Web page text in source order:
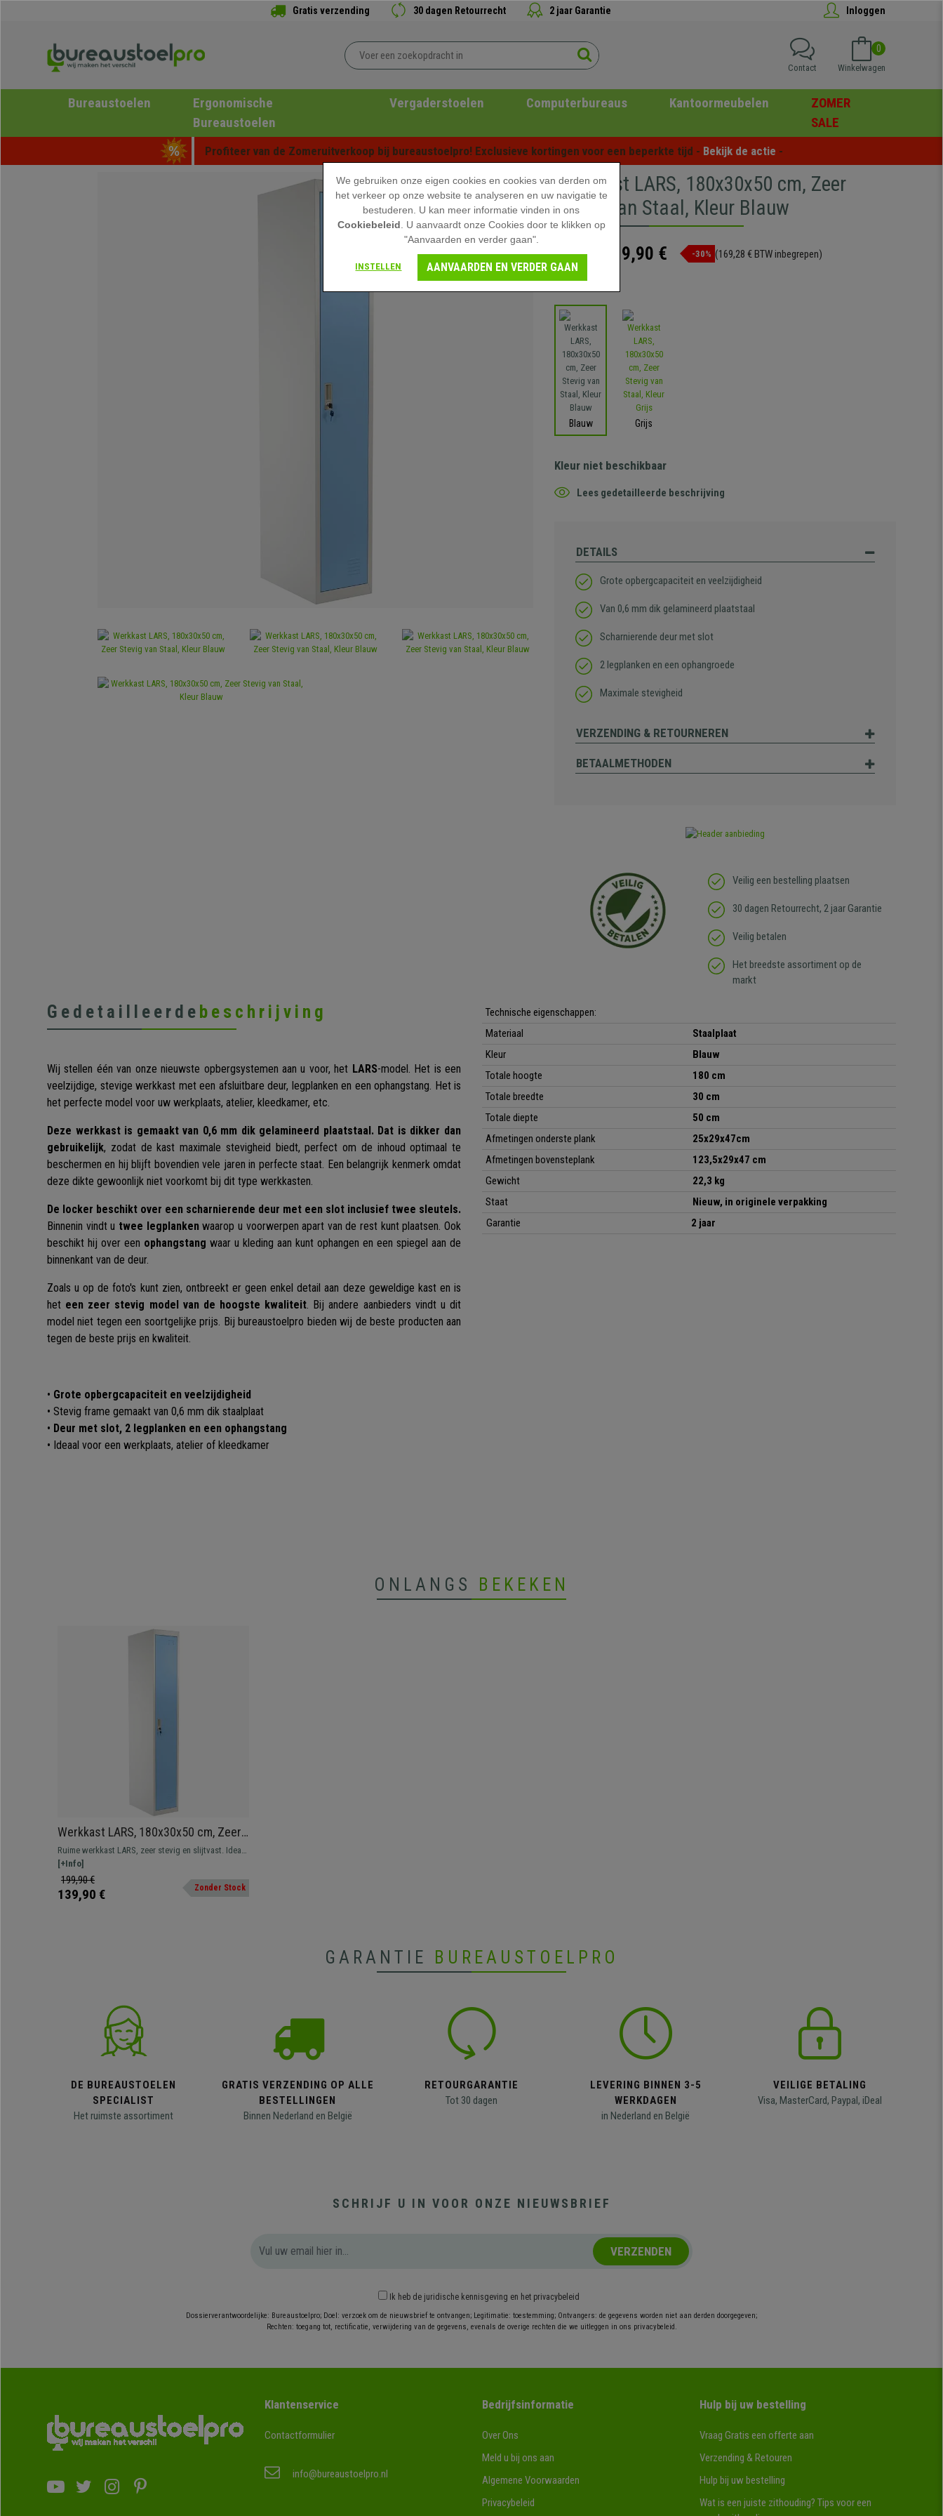
Gratis verzending 30 dagen Retourrecht 2 jaar Garantie Inloggen
0
Winkelwagen
Contact
Bureaustoelen
Ergonomische
Bureaustoelen
Vergaderstoelen Computerbureaus Kantoormeubelen
ZOMER
SALE
Profiteer van de Zomeruitverkoop bij bureaustoelpro! Exclusieve kortingen voor een beperkte tijd - Bekijk de actie -
Werkkast LARS, 180x30x50 cm, Zeer
Stevig van Staal, Kleur Blauw
199,90 € 139,90 € -30% (169,28 € BTW inbegrepen)
Blauw Grijs
Kleur niet beschikbaar
Lees gedetailleerde beschrijving
DETAILS
Grote opbergcapaciteit en veelzijdigheid
Van 0,6 mm dik gelamineerd plaatstaal
Scharnierende deur met slot
2 legplanken en een ophangroede
Maximale stevigheid
VERZENDING & RETOURNEREN
BETAALMETHODEN
Veilig een bestelling plaatsen
30 dagen Retourrecht, 2 jaar Garantie
Veilig betalen
Het breedste assortiment op de
markt
Gedetailleerde beschrijving
Wij stellen één van onze nieuwste opbergsystemen aan u voor, het LARS-model. Het is een
veelzijdige, stevige werkkast met een afsluitbare deur, legplanken en een ophangstang. Het is
het perfecte model voor uw werkplaats, atelier, kleedkamer, etc.
Deze werkkast is gemaakt van 0,6 mm dik gelamineerd plaatstaal. Dat is dikker dan
gebruikelijk, zodat de kast maximale stevigheid biedt, perfect om de inhoud optimaal te
beschermen en hij blijft bovendien vele jaren in perfecte staat. Een belangrijk kenmerk omdat
deze dikte gewoonlijk niet voorkomt bij dit type werkkasten.
De locker beschikt over een scharnierende deur met een slot inclusief twee sleutels.
Binnenin vindt u twee legplankenwaarop u voorwerpen apart van de rest kunt plaatsen. Ook
beschikt hij over een ophangstang waar u kleding aan kunt ophangen en een spiegel aan de
binnenkant van de deur.
Zoals u op de foto's kunt zien, ontbreekt er geen enkel detail aan deze geweldige kast en is
het een zeer stevig model van de hoogste kwaliteit. Bij andere aanbieders vindt u dit
model niet tegen een soortgelijke prijs. Bij bureaustoelpro bieden wij de beste producten aan
tegen de beste prijs en kwaliteit.
• Grote opbergcapaciteit en veelzijdigheid
• Stevig frame gemaakt van 0,6 mm dik staalplaat
• Deur met slot, 2 legplanken en een ophangstang
• Ideaal voor een werkplaats, atelier of kleedkamer
Technische eigenschappen:
Materiaal
Staalplaat
Kleur
Blauw
Totale hoogte
180 cm
Totale breedte
30 cm
Totale diepte
50 cm
Afmetingen onderste plank
25x29x47cm
Afmetingen bovensteplank
123,5x29x47 cm
Gewicht
22,3 kg
Staat
Nieuw, in originele verpakking
Garantie
2 jaar
ONLANGS BEKEKEN
Werkkast LARS, 180x30x50 cm, Zeer
Stevig van Staal, Kleur Blauw
Ruime werkkast LARS, zeer stevig en slijtvast. Ideaal
voor uw werkplek, u kunt er gemakkelijk kleding,
schoeisel of andere voorwerpen comfortabel en
praktisch in opbergen.
[+Info]
199,90 €
139,90 € Zonder Stock
GARANTIE BUREAUSTOELPRO
DE BUREAUSTOELEN
SPECIALIST
Het ruimste assortiment
GRATIS VERZENDING OP ALLE
BESTELLINGEN
Binnen Nederland en België
RETOURGARANTIE
Tot 30 dagen
LEVERING BINNEN 3-5
WERKDAGEN
in Nederland en België
VEILIGE BETALING
Visa, MasterCard, Paypal, iDeal
SCHRIJF U IN VOOR ONZE NIEUWSBRIEF
VERZENDEN
Ik heb de juridische kennisgeving en het privacybeleid
Dossierverantwoordelijke: Bureaustoelpro; Doel: verzoek om de nieuwsbrief te ontvangen; Legitimatie: toestemming; Ontvangers: de gegevens worden niet aan derden doorgegeven;
Rechten: toegang tot, rectificatie, verwijdering van de gegevens, evenals de overige rechten die we uitleggen in ons privacybeleid.
Klantenservice
Contactformulier
info@bureaustoelpro.nl
Bedrijfsinformatie
Over Ons
Meld u bij ons aan
Algemene Voorwaarden
Privacybeleid
Hulp bij uw bestelling
Vraag Gratis een offerte aan
Verzending & Retouren
Hulp bij uw bestelling
Wat is een juiste zithouding? Tips voor een
We gebruiken onze eigen cookies en cookies van derden om
het verkeer op onze website te analyseren en uw navigatie te
bestuderen. U kan meer informatie vinden in ons
Cookiebeleid . U aanvaardt onze Cookies door te klikken op
"Aanvaarden en verder gaan".
INSTELLEN AANVAARDEN EN VERDER GAAN